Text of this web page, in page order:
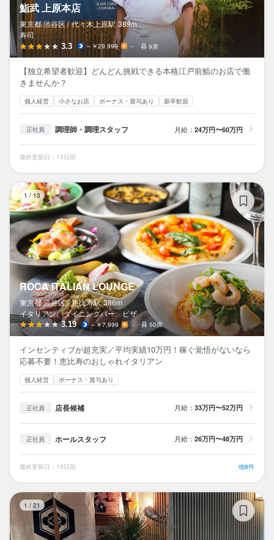
鮨武 上原本店
東京都 渋谷区 / 代々木上原駅 389m
寿司
3.3 ～￥29,999 － 9席
【独立希望者歓迎】どんどん挑戦できる本格江戸前鮨のお店で働
きませんか？
個人経営 小さなお店 ボーナス・賞与あり 新卒歓迎
正社員 調理師・調理スタッフ 月給： 24万円〜60万円
最終更新日：13日前
1 / 13
ROCA ITALIAN LOUNGE
東京都 渋谷区 / 恵比寿駅 386m
イタリアン、ダイニングバー、ピザ
3.19 ～￥7,999 － 50席
インセンティブが超充実／平均実績10万円！稼ぐ覚悟がないなら
応募不要！恵比寿のおしゃれイタリアン
個人経営 ボーナス・賞与あり
正社員 店長候補 月給： 33万円〜52万円
正社員 ホールスタッフ 月給： 26万円〜48万円
最終更新日：19日前 他8件
1 / 21